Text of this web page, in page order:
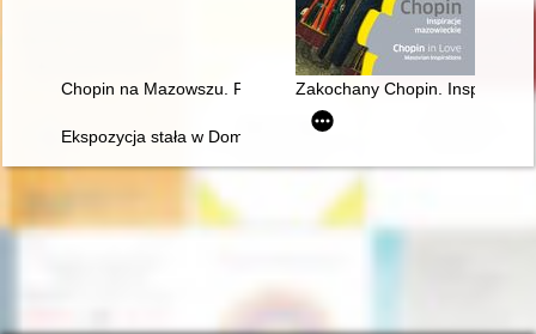
Chopin na Mazowszu. Przewodnik po miejscach historycznych
Zakochany Chopin. Inspiracje
Ekspozycja stała w Domu Urodzenia Fryderyka Chopina w